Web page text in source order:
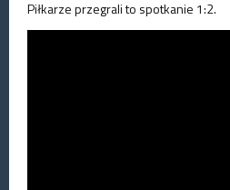
Piłkarze przegrali to spotkanie 1:2.